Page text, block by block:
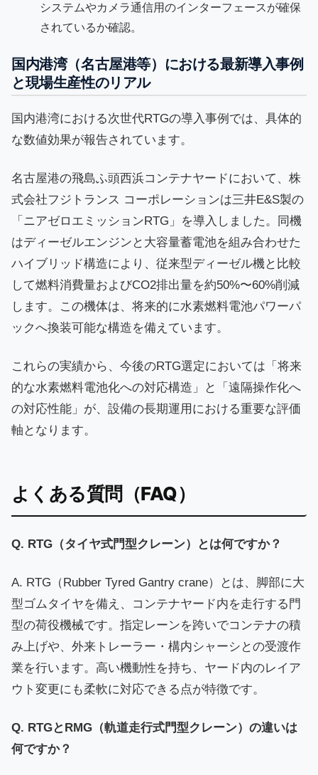
システムやカメラ通信用のインターフェースが確保
されているか確認。
国内港湾（名古屋港等）における最新導入事例
と現場生産性のリアル
国内港湾における次世代RTGの導入事例では、具体的
な数値効果が報告されています。
名古屋港の飛島ふ頭西浜コンテナヤードにおいて、株
式会社フジトランス コーポレーションは三井E&S製の
「ニアゼロエミッションRTG」を導入しました。同機
はディーゼルエンジンと大容量蓄電池を組み合わせた
ハイブリッド構造により、従来型ディーゼル機と比較
して燃料消費量およびCO2排出量を約50%〜60%削減
します。この機体は、将来的に水素燃料電池パワーパ
ックへ換装可能な構造を備えています。
これらの実績から、今後のRTG選定においては「将来
的な水素燃料電池化への対応構造」と「遠隔操作化へ
の対応性能」が、設備の長期運用における重要な評価
軸となります。
よくある質問（FAQ）
Q. RTG（タイヤ式門型クレーン）とは何ですか？
A. RTG（Rubber Tyred Gantry crane）とは、脚部に大
型ゴムタイヤを備え、コンテナヤード内を走行する門
型の荷役機械です。指定レーンを跨いでコンテナの積
み上げや、外来トレーラー・構内シャーシとの受渡作
業を行います。高い機動性を持ち、ヤード内のレイア
ウト変更にも柔軟に対応できる点が特徴です。
Q. RTGとRMG（軌道走行式門型クレーン）の違いは
何ですか？